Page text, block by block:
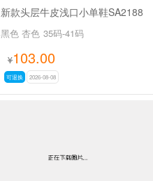
36码-44码
新款头层牛皮浅口小单鞋SA2188
黑色 杏色 35码-41码
¥103.00
可退换 2026-08-08